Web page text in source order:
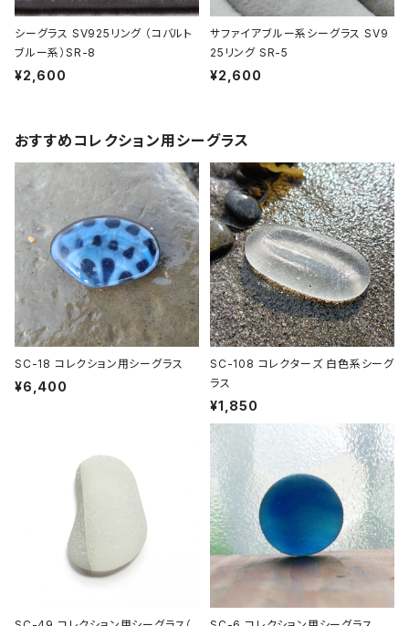
シーグラス SV925リング （コバルト
ブルー系）SR-8
¥2,600
サファイアブルー系シーグラス SV9
25リング SR-5
¥2,600
おすすめコレクション用シーグラス
SC-18 コレクション用シーグラス
¥6,400
SC-108 コレクターズ 白色系シーグ
ラス
¥1,850